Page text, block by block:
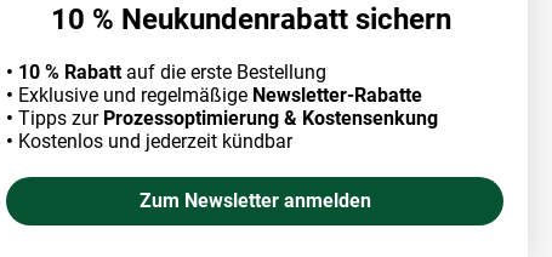
10 % Neukundenrabatt sichern
• 10 % Rabatt auf die erste Bestellung
• Exklusive und regelmäßige Newsletter-Rabatte
• Tipps zur Prozessoptimierung & Kostensenkung
• Kostenlos und jederzeit kündbar
Zum Newsletter anmelden